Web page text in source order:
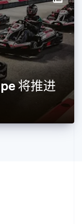
将推进